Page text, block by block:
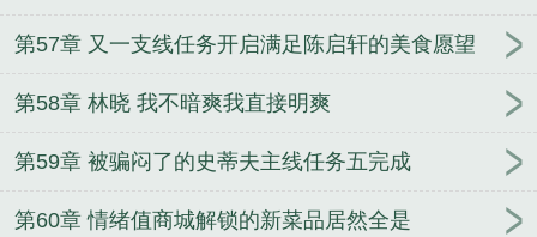
刑
第57章 又一支线任务开启满足陈启轩的美食愿望
第58章 林晓 我不暗爽我直接明爽
第59章 被骗闷了的史蒂夫主线任务五完成
第60章 情绪值商城解锁的新菜品居然全是